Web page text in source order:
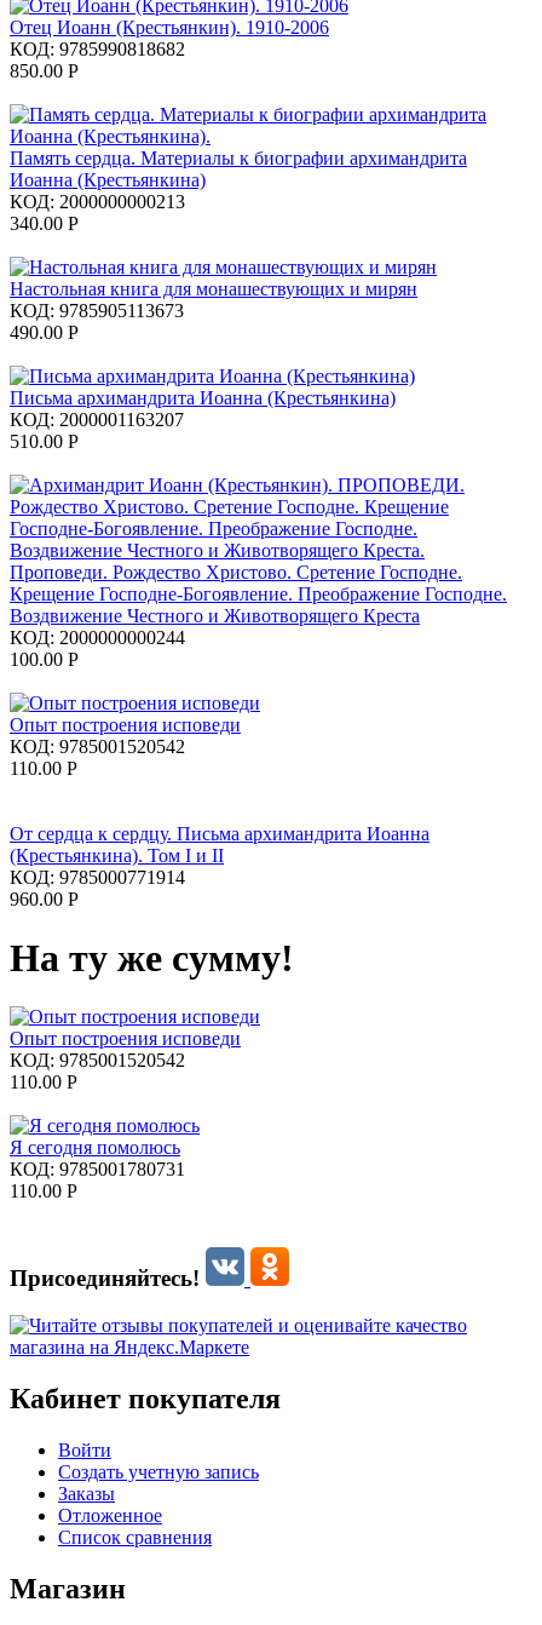
Отец Иоанн (Крестьянкин). 1910-2006
КОД: 9785990818682
850.00 Р
Память сердца. Материалы к биографии архимандрита
Иоанна (Крестьянкина)
КОД: 2000000000213
340.00 Р
Настольная книга для монашествующих и мирян
КОД: 9785905113673
490.00 Р
Письма архимандрита Иоанна (Крестьянкина)
КОД: 2000001163207
510.00 Р
Проповеди. Рождество Христово. Сретение Господне.
Крещение Господне-Богоявление. Преображение Господне.
Воздвижение Честного и Животворящего Креста
КОД: 2000000000244
100.00 Р
Опыт построения исповеди
КОД: 9785001520542
110.00 Р
От сердца к сердцу. Письма архимандрита Иоанна
(Крестьянкина). Том I и II
КОД: 9785000771914
960.00 Р
На ту же сумму!
Опыт построения исповеди
КОД: 9785001520542
110.00 Р
Я сегодня помолюсь
КОД: 9785001780731
110.00 Р
Присоединяйтесь!
Кабинет покупателя
Войти
Создать учетную запись
Заказы
Отложенное
Список сравнения
Магазин